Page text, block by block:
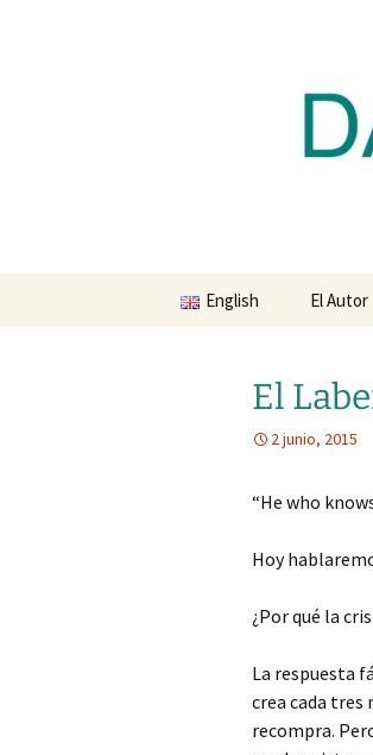
English El Autor
El
2 junio, 2015
“He who
Hoy
¿Por qué la
La respuesta
crea cada tres
recompra.